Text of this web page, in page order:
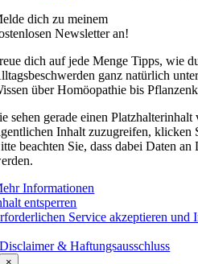
dich zu meinem
Newsletter an!
dich auf jede Menge Tipps, wie
ganz natürlich
über Homöopathie bis
sehen gerade einen
Inhalt zuzugreifen, klicken
beachten Sie, dass dabei Daten
Informationen
entsperren
Service akzeptieren und
Disclaimer & Haftungsausschluss